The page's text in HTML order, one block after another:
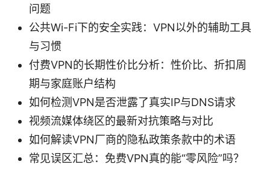
问题
公共Wi-Fi下的安全实践：VPN以外的辅助工具
与习惯
付费VPN的长期性价比分析：性价比、折扣周
期与家庭账户结构
如何检测VPN是否泄露了真实IP与DNS请求
视频流媒体绕区的最新对抗策略与对比
如何解读VPN厂商的隐私政策条款中的术语
常见误区汇总：免费VPN真的能“零风险”吗？